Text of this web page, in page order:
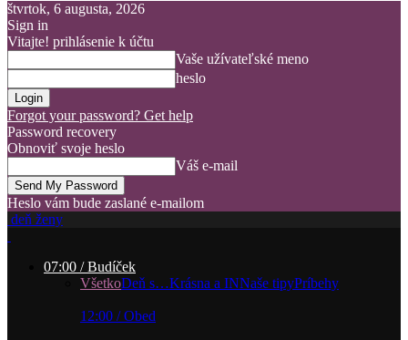
štvrtok, 6 augusta, 2026
Sign in
Vitajte! prihlásenie k účtu
Vaše užívateľské meno
heslo
Forgot your password? Get help
Password recovery
Obnoviť svoje heslo
Váš e-mail
Heslo vám bude zaslané e-mailom
deň ženy
07:00 / Budíček
VšetkoDeň s…Krásna a INNaše tipyPríbehy
12:00 / Obed